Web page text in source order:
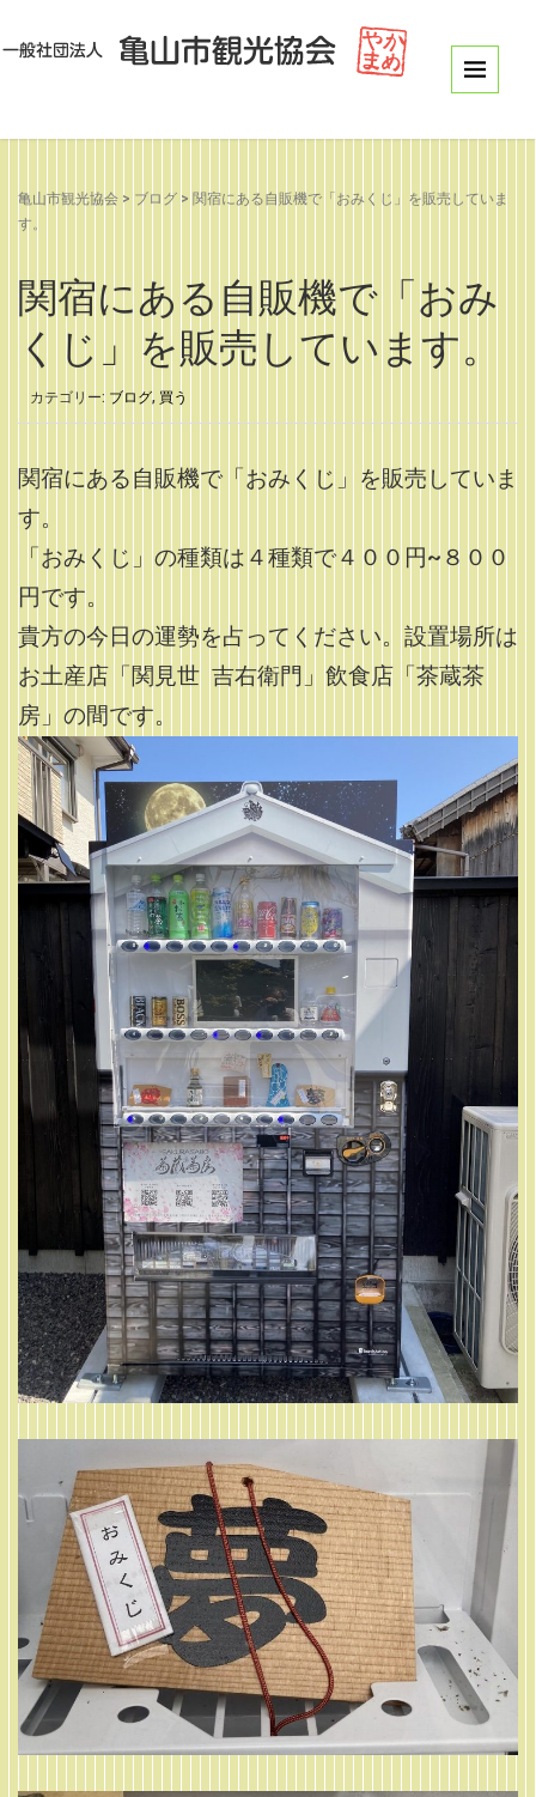
亀山市観光協会 > ブログ > 関宿にある自販機で「おみくじ」を販売していま
す。
関宿にある自販機で「おみ
くじ」を販売しています。
カテゴリー: ブログ, 買う
関宿にある自販機で「おみくじ」を販売していま
す。
「おみくじ」の種類は４種類で４００円~８００
円です。
貴方の今日の運勢を占ってください。設置場所は
お土産店「関見世 吉右衛門」飲食店「茶蔵茶
房」の間です。